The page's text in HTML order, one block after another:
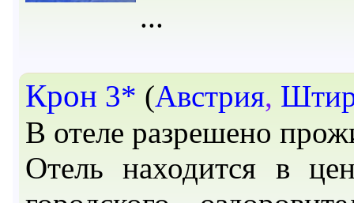
Крон 3* (Австрия,
В отеле разрешено
Отель находится в